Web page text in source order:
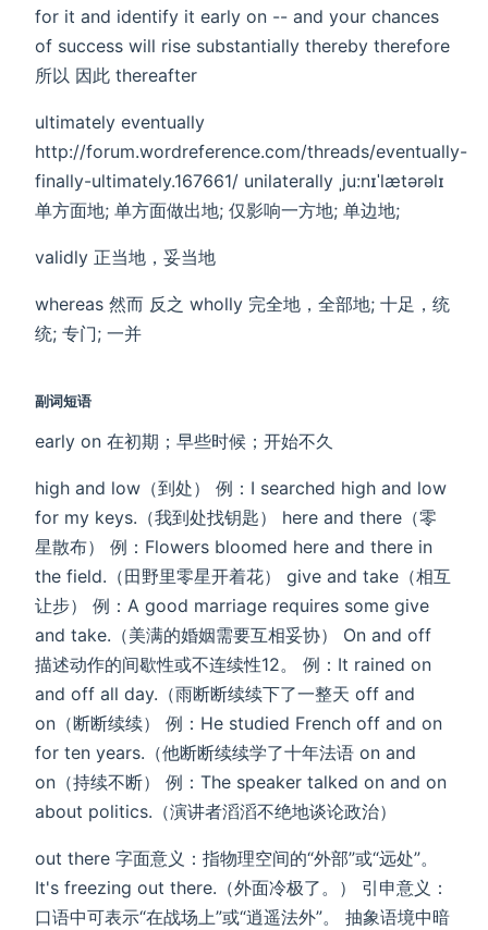
for it and identify it early on -- and your chances
of success will rise substantially thereby therefore
所以 因此 thereafter
ultimately eventually
http://forum.wordreference.com/threads/eventually-
finally-ultimately.167661/ unilaterally ˌju:nɪˈlætərəlɪ
单方面地; 单方面做出地; 仅影响一方地; 单边地;
validly 正当地，妥当地
whereas 然而 反之 wholly 完全地，全部地; 十足，统
统; 专门; 一并
副词短语
early on 在初期；早些时候；开始不久
‌high and low‌（到处） 例：I searched high and low
for my keys.（我到处找钥匙） ‌here and there‌（零
星散布） 例：Flowers bloomed here and there in
the field.（田野里零星开着花） ‌give and take‌（相互
让步） 例：A good marriage requires some give
and take.（美满的婚姻需要互相妥协） On and off
描述动作的‌间歇性‌或‌不连续性‌12。 例：It rained on
and off all day.（雨断断续续下了一整天 ‌off and
on‌（断断续续） 例：He studied French off and on
for ten years.（他断断续续学了十年法语 ‌on and
on‌（持续不断） 例：The speaker talked on and on
about politics.（演讲者滔滔不绝地谈论政治）
out there 字面意义‌：指物理空间的“外部”或“远处”。
It's freezing ‌out there‌.（外面冷极了。） ‌引申意义‌：
口语中可表示“在战场上”或“逍遥法外”。 抽象语境中暗